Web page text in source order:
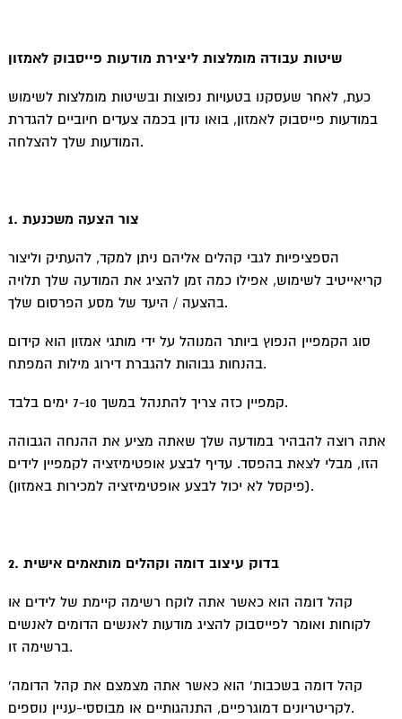
שיטות עבודה מומלצות ליצירת מודעות פייסבוק לאמזון
כעת, לאחר שעסקנו בטעויות נפוצות ובשיטות מומלצות לשימוש
במודעות פייסבוק לאמזון, בואו נדון בכמה צעדים חיוביים להגדרת
המודעות שלך להצלחה.
1. צור הצעה משכנעת
הספציפיות לגבי קהלים אליהם ניתן למקד, להעתיק וליצור
קריאייטיב לשימוש, אפילו כמה זמן להציג את המודעה שלך תלויה
בהצעה / היעד של מסע הפרסום שלך.
סוג הקמפיין הנפוץ ביותר המנוהל על ידי מותגי אמזון הוא קידום
בהנחות גבוהות להגברת דירוג מילות המפתח.
קמפיין כזה צריך להתנהל במשך 7-10 ימים בלבד.
אתה רוצה להבהיר במודעה שלך שאתה מציע את ההנחה הגבוהה
הזו, מבלי לצאת בהפסד. עדיף לבצע אופטימיזציה לקמפיין לידים
(פיקסל לא יכול לבצע אופטימיזציה למכירות באמזון).
2. בדוק עיצוב דומה וקהלים מותאמים אישית
קהל דומה הוא כאשר אתה לוקח רשימה קיימת של לידים או
לקוחות ואומר לפייסבוק להציג מודעות לאנשים הדומים לאנשים
ברשימה זו.
‘קהל דומה בשכבות’ הוא כאשר אתה מצמצם את קהל הדומה
לקריטריונים דמוגרפיים, התנהגותיים או מבוססי-עניין נוספים.